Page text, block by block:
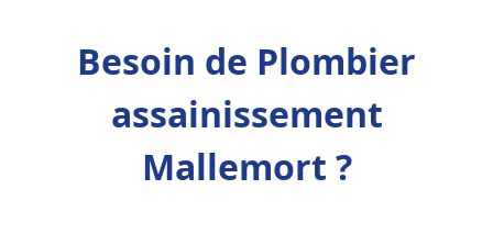
Besoin de Plombier
assainissement
Mallemort ?